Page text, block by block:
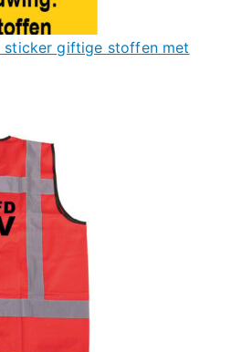
sticker giftige stoffen met